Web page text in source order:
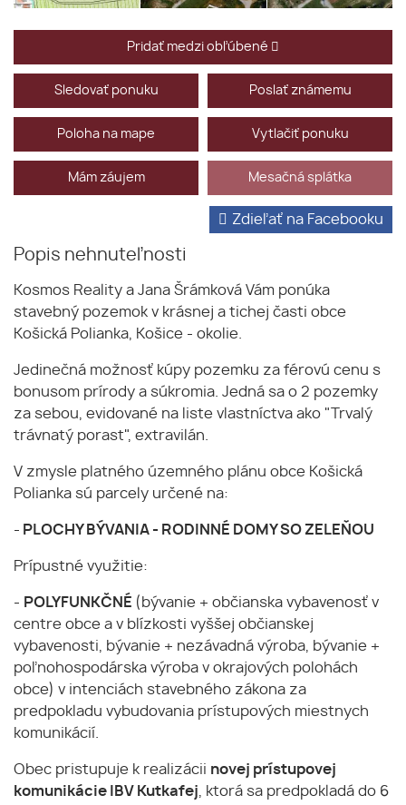
Pridať medzi obľúbené
Sledovať ponuku Poslať známemu
Poloha na mape Vytlačiť ponuku
Mám záujem Mesačná splátka
Popis nehnuteľnosti
Zdieľať na Facebooku
Kosmos Reality a Jana Šrámková Vám ponúka
stavebný pozemok v krásnej a tichej časti obce
Košická Polianka, Košice - okolie.
Jedinečná možnosť kúpy pozemku za férovú cenu s
bonusom prírody a súkromia. Jedná sa o 2 pozemky
za sebou, evidované na liste vlastníctva ako "Trvalý
trávnatý porast", extravilán.
V zmysle platného územného plánu obce Košická
Polianka sú parcely určené na:
- PLOCHY BÝVANIA - RODINNÉ DOMY SO ZELEŇOU
Prípustné využitie:
- POLYFUNKČNÉ (bývanie + občianska vybavenosť v
centre obce a v blízkosti vyššej občianskej
vybavenosti, bývanie + nezávadná výroba, bývanie +
poľnohospodárska výroba v okrajových polohách
obce) v intenciách stavebného zákona za
predpokladu vybudovania prístupových miestnych
komunikácií.
Obec pristupuje k realizácii novej prístupovej
komunikácie IBV Kutkafej, ktorá sa predpokladá do 6